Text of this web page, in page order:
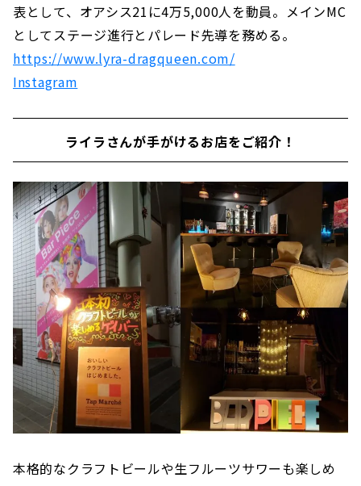
表として、オアシス21に4万5,000人を動員。メインMC
としてステージ進行とパレード先導を務める。
https://www.lyra-dragqueen.com/
Instagram
ライラさんが手がけるお店をご紹介！
本格的なクラフトビールや生フルーツサワーも楽しめ